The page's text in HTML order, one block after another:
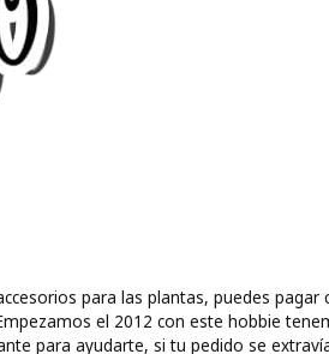
para las plantas, puedes
el 2012 con este hobbie
para ayudarte, si tu pedido se